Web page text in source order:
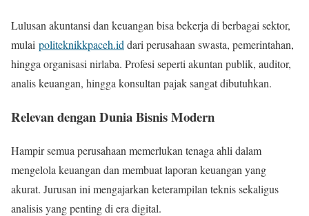
Lulusan akuntansi dan keuangan bisa bekerja di berbagai sektor,
mulai politeknikkpaceh.iddari perusahaan swasta, pemerintahan,
hingga organisasi nirlaba. Profesi seperti akuntan publik, auditor,
analis keuangan, hingga konsultan pajak sangat dibutuhkan.
Relevan dengan Dunia Bisnis Modern
Hampir semua perusahaan memerlukan tenaga ahli dalam
mengelola keuangan dan membuat laporan keuangan yang
akurat. Jurusan ini mengajarkan keterampilan teknis sekaligus
analisis yang penting di era digital.